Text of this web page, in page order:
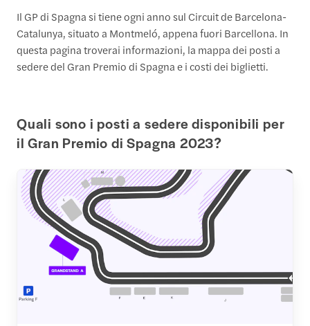
Il GP di Spagna si tiene ogni anno sul Circuit de Barcelona-
Catalunya, situato a Montmeló, appena fuori Barcellona. In
questa pagina troverai informazioni, la mappa dei posti a
sedere del Gran Premio di Spagna e i costi dei biglietti.
Quali sono i posti a sedere disponibili per
il Gran Premio di Spagna 2023?